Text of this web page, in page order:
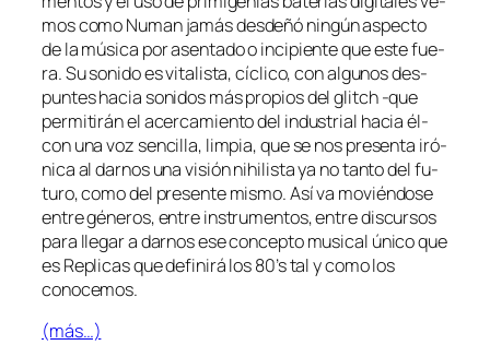
mos co­mo Numan ja­más des­de­ñó nin­gún as­pec­to
de la mú­si­ca por asen­ta­do o in­ci­pien­te que es­te fue­
ra. Su so­ni­do es vi­ta­lis­ta, cí­cli­co, con al­gu­nos des­
pun­tes ha­cia so­ni­dos más pro­pios del glitch ‑que
per­mi­ti­rán el acer­ca­mien­to del in­dus­trial ha­cia él-
con una voz sen­ci­lla, lim­pia, que se nos pre­sen­ta iró­
ni­ca al dar­nos una vi­sión nihi­lis­ta ya no tan­to del fu­
tu­ro, co­mo del pre­sen­te mis­mo. Así va mo­vién­do­se
en­tre gé­ne­ros, en­tre ins­tru­men­tos, en­tre dis­cur­sos
pa­ra lle­gar a dar­nos ese con­cep­to mu­si­cal úni­co que
es Replicas que de­fi­ni­rá los 80’s tal y co­mo los
conocemos.
(más…)